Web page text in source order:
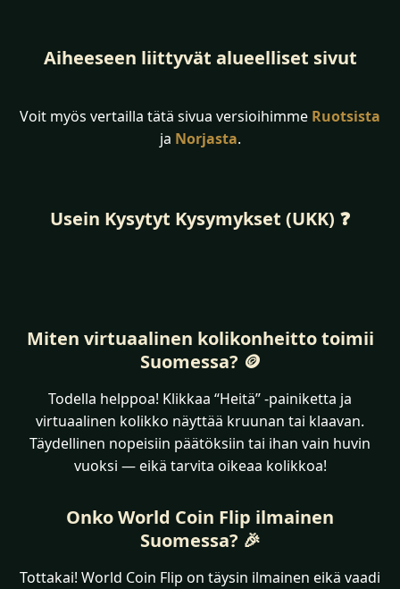
Aiheeseen liittyvät alueelliset sivut
Voit myös vertailla tätä sivua versioihimme Ruotsista
ja Norjasta.
Usein Kysytyt Kysymykset (UKK) ❓
Miten virtuaalinen kolikonheitto toimii
Suomessa? 🪙
Todella helppoa! Klikkaa “Heitä” -painiketta ja
virtuaalinen kolikko näyttää kruunan tai klaavan.
Täydellinen nopeisiin päätöksiin tai ihan vain huvin
vuoksi — eikä tarvita oikeaa kolikkoa!
Onko World Coin Flip ilmainen
Suomessa? 🎉
Tottakai! World Coin Flip on täysin ilmainen eikä vaadi